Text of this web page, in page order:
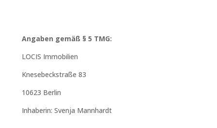
Angaben gemäß § 5 TMG:
LOCIS Immobilien
Knesebeckstraße 83
10623 Berlin
Inhaberin: Svenja Mannhardt